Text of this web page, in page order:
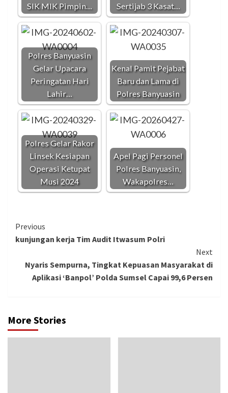
SIK MIK Pimpin…
Sertijab 3 Kasat…
Polres Banyuasin
Gelar Upacara
Peringatan Hari
Lahir…
Kenal Pamit Pejabat
Baru dan Lama di
Polres Banyuasin
Polres Gelar Rakor
Linsek Kesiapan
Operasi Ketupat
Musi 2024
Apel Pagi Personel
Polres Banyuasin,
Wakapolres…
Continue
Reading
Previous
kunjungan kerja Tim Audit Itwasum Polri
Next
Nyaris Sempurna, Tingkat Kepuasan Masyarakat di
Aplikasi ‘Banpol’ Polda Sumsel Capai 99,6 Persen
More Stories